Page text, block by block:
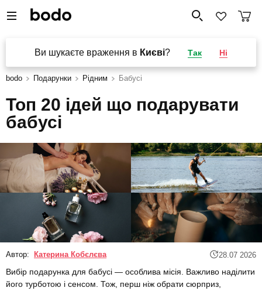
Ви шукаєте враження в Києві? Так Ні
bodo Подарунки Рідним Бабусі
Топ 20 ідей що подарувати
бабусі
Автор: Катерина Кобєлєва 28.07 2026
Вибір подарунка для бабусі — особлива місія. Важливо наділити
його турботою і сенсом. Тож, перш ніж обрати сюрприз,